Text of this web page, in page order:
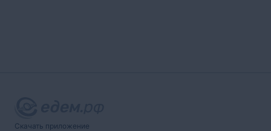
Скачать приложение